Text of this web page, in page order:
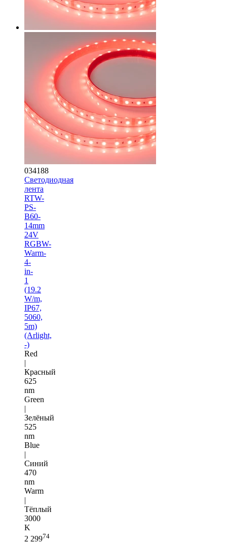
034188
Светодиодная
лента
RTW-
PS-
B60-
14mm
24V
RGBW-
Warm-
4-
in-
1
(19.2
W/m,
IP67,
5060,
5m)
(Arlight,
-)
Red
|
Красный
625
nm
Green
|
Зелёный
525
nm
Blue
|
Синий
470
nm
Warm
|
Тёплый
3000
K
2 29974